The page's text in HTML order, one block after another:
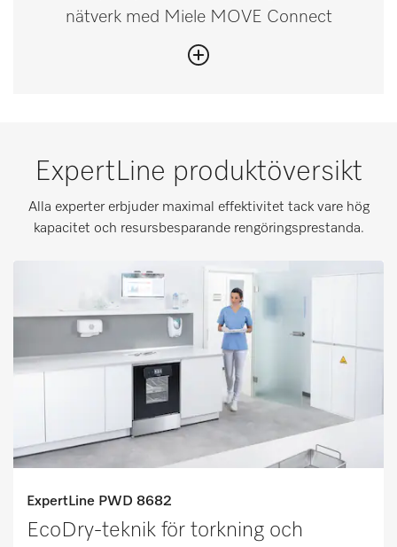
nätverk med Miele MOVE Connect
ExpertLine produktöversikt
Alla experter erbjuder maximal effektivitet tack vare hög
kapacitet och resursbesparande rengöringsprestanda.
ExpertLine PWD 8682
EcoDry-teknik för torkning och